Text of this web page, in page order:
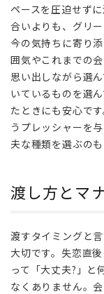
し
方
と
マ
ナ
ーで
気
を
つ
い
4
添
え
ペースを圧迫せず
合いよりも、グリ
今の気持ちに寄り
囲気やこれまでの
思い出しながら選
いているものを選
たときにも安心で
うプレッシャーを
夫な種類を選ぶの
渡し方とマ
渡すタイミングと
大切です。失恋直
って「大丈夫?」と
なくありません。